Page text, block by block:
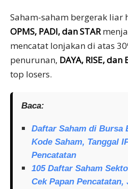
Saham-saham bergerak liar
OPMS, PADI, dan STAR
mencatat lonjakan di atas
penurunan, DAYA, RISE, dan
top losers.
Baca:
Daftar Saham di Bursa
Kode Saham, Tanggal
Pencatatan
105 Daftar Saham
Cek Papan Pencatatan,